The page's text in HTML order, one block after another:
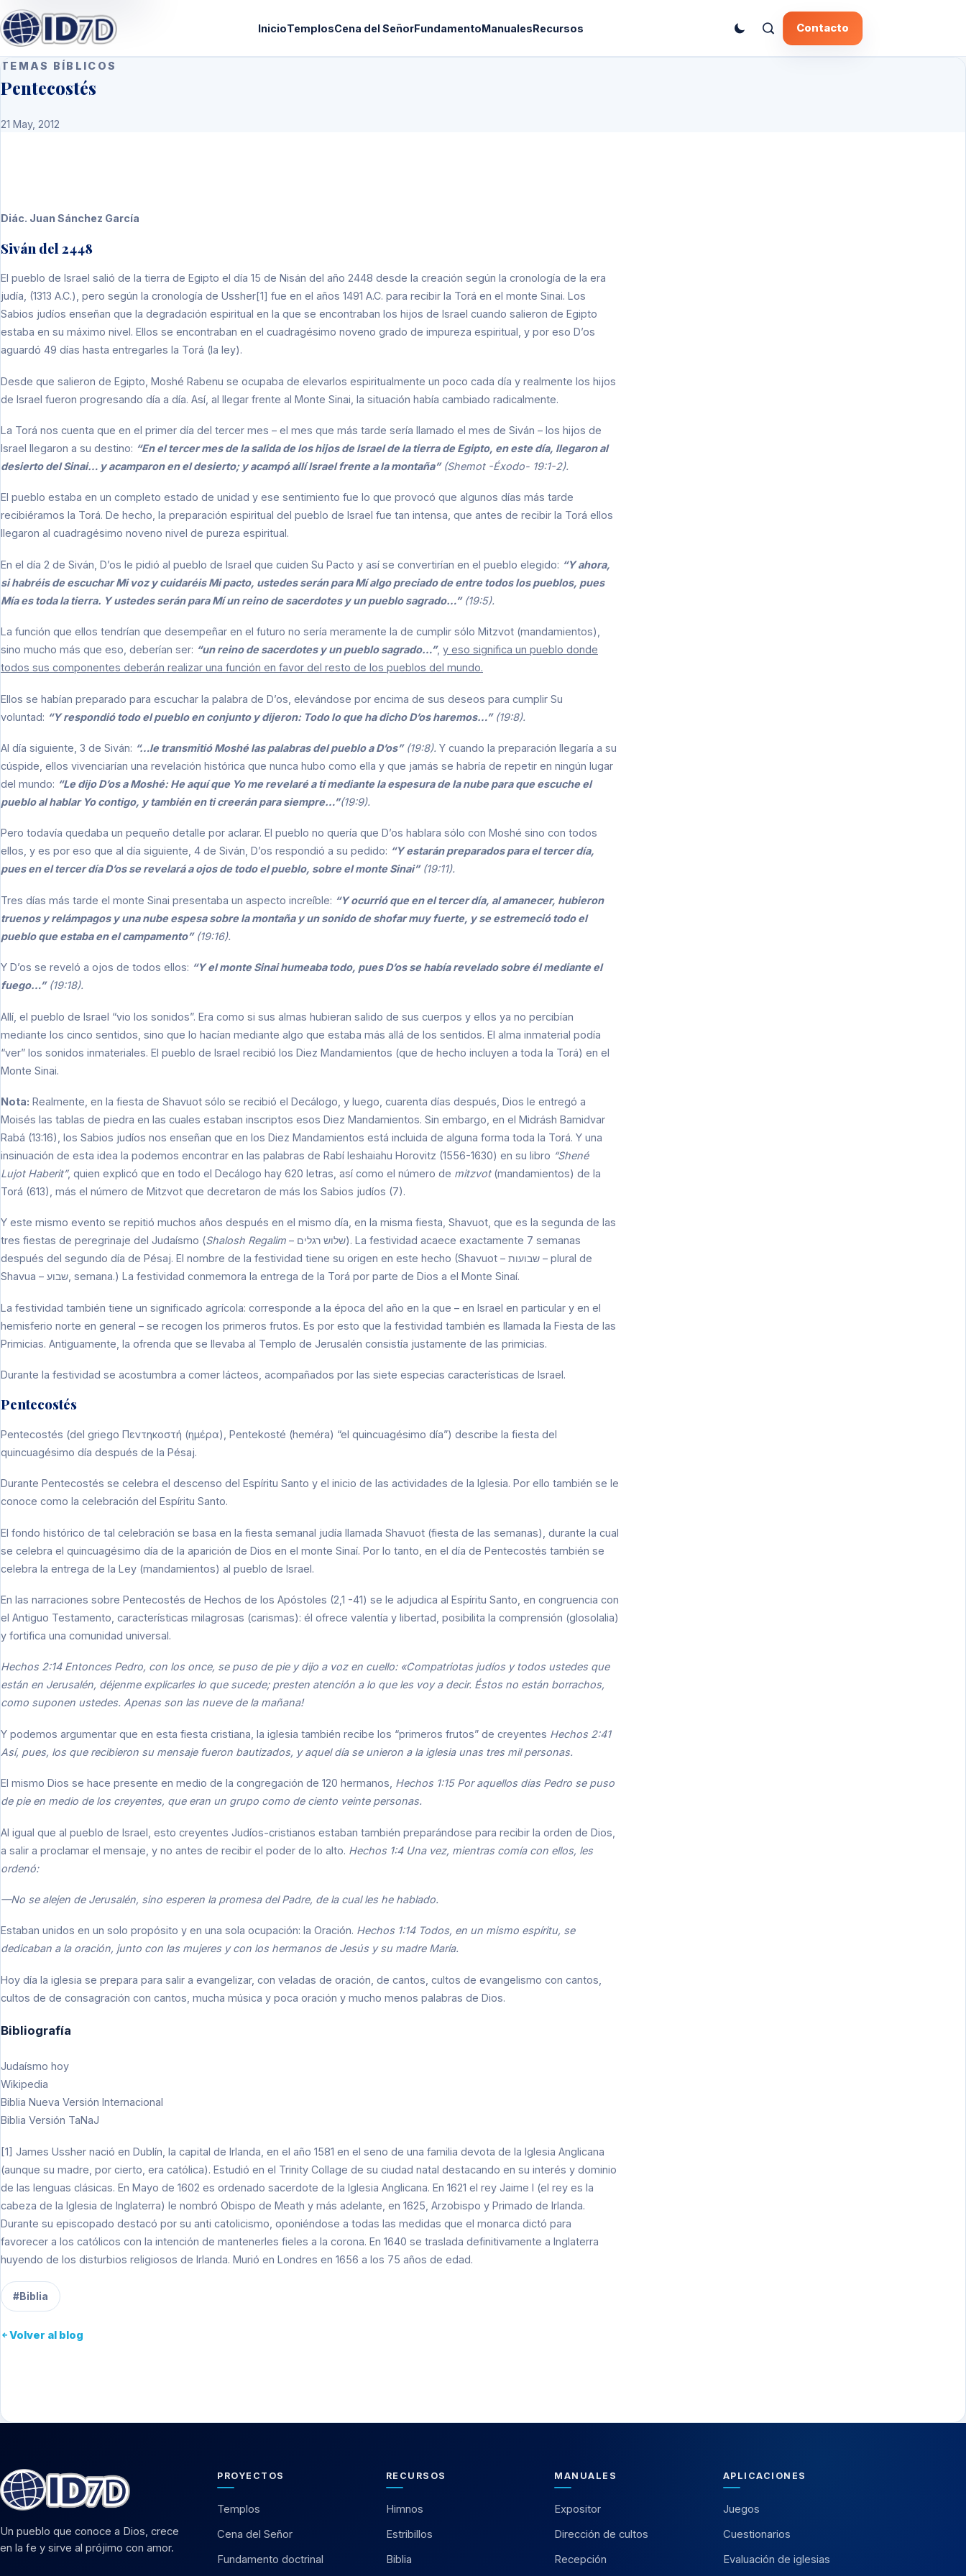
InicioTemplosCena del SeñorFundamentoManualesRecursos Contacto
TEMAS BÍBLICOS
Pentecostés
21 May, 2012
Diác. Juan Sánchez García
Siván del 2448
El pueblo de Israel salió de la tierra de Egipto el día 15 de Nisán del año 2448 desde la creación según la cronología de la era
judía, (1313 A.C.), pero según la cronología de Ussher[1] fue en el años 1491 A.C. para recibir la Torá en el monte Sinai. Los
Sabios judíos enseñan que la degradación espiritual en la que se encontraban los hijos de Israel cuando salieron de Egipto
estaba en su máximo nivel. Ellos se encontraban en el cuadragésimo noveno grado de impureza espiritual, y por eso D’os
aguardó 49 días hasta entregarles la Torá (la ley).
Desde que salieron de Egipto, Moshé Rabenu se ocupaba de elevarlos espiritualmente un poco cada día y realmente los hijos
de Israel fueron progresando día a día. Así, al llegar frente al Monte Sinai, la situación había cambiado radicalmente.
La Torá nos cuenta que en el primer día del tercer mes – el mes que más tarde sería llamado el mes de Siván – los hijos de
Israel llegaron a su destino: “En el tercer mes de la salida de los hijos de Israel de la tierra de Egipto, en este día, llegaron al
desierto del Sinai… y acamparon en el desierto; y acampó allí Israel frente a la montaña”(Shemot -Éxodo- 19:1-2).
El pueblo estaba en un completo estado de unidad y ese sentimiento fue lo que provocó que algunos días más tarde
recibiéramos la Torá. De hecho, la preparación espiritual del pueblo de Israel fue tan intensa, que antes de recibir la Torá ellos
llegaron al cuadragésimo noveno nivel de pureza espiritual.
En el día 2 de Siván, D’os le pidió al pueblo de Israel que cuiden Su Pacto y así se convertirían en el pueblo elegido: “Y ahora,
si habréis de escuchar Mi voz y cuidaréis Mi pacto, ustedes serán para Mí algo preciado de entre todos los pueblos, pues
Mía es toda la tierra. Y ustedes serán para Mí un reino de sacerdotes y un pueblo sagrado…”(19:5).
La función que ellos tendrían que desempeñar en el futuro no sería meramente la de cumplir sólo Mitzvot (mandamientos),
sino mucho más que eso, deberían ser: “un reino de sacerdotes y un pueblo sagrado…”, y eso significa un pueblo donde
todos sus componentes deberán realizar una función en favor del resto de los pueblos del mundo.
Ellos se habían preparado para escuchar la palabra de D’os, elevándose por encima de sus deseos para cumplir Su
voluntad: “Y respondió todo el pueblo en conjunto y dijeron: Todo lo que ha dicho D’os haremos…”(19:8).
Al día siguiente, 3 de Siván: “…le transmitió Moshé las palabras del pueblo a D’os”(19:8). Y cuando la preparación llegaría a su
cúspide, ellos vivenciarían una revelación histórica que nunca hubo como ella y que jamás se habría de repetir en ningún lugar
del mundo: “Le dijo D’os a Moshé: He aquí que Yo me revelaré a ti mediante la espesura de la nube para que escuche el
pueblo al hablar Yo contigo, y también en ti creerán para siempre…”(19:9).
Pero todavía quedaba un pequeño detalle por aclarar. El pueblo no quería que D’os hablara sólo con Moshé sino con todos
ellos, y es por eso que al día siguiente, 4 de Siván, D’os respondió a su pedido: “Y estarán preparados para el tercer día,
pues en el tercer día D’os se revelará a ojos de todo el pueblo, sobre el monte Sinai”(19:11).
Tres días más tarde el monte Sinai presentaba un aspecto increíble: “Y ocurrió que en el tercer día, al amanecer, hubieron
truenos y relámpagos y una nube espesa sobre la montaña y un sonido de shofar muy fuerte, y se estremeció todo el
pueblo que estaba en el campamento”(19:16).
Y D’os se reveló a ojos de todos ellos: “Y el monte Sinai humeaba todo, pues D’os se había revelado sobre él mediante el
fuego…”(19:18).
Allí, el pueblo de Israel “vio los sonidos”. Era como si sus almas hubieran salido de sus cuerpos y ellos ya no percibían
mediante los cinco sentidos, sino que lo hacían mediante algo que estaba más allá de los sentidos. El alma inmaterial podía
“ver” los sonidos inmateriales. El pueblo de Israel recibió los Diez Mandamientos (que de hecho incluyen a toda la Torá) en el
Monte Sinai.
Nota: Realmente, en la fiesta de Shavuot sólo se recibió el Decálogo, y luego, cuarenta días después, Dios le entregó a
Moisés las tablas de piedra en las cuales estaban inscriptos esos Diez Mandamientos. Sin embargo, en el Midrásh Bamidvar
Rabá (13:16), los Sabios judíos nos enseñan que en los Diez Mandamientos está incluida de alguna forma toda la Torá. Y una
insinuación de esta idea la podemos encontrar en las palabras de Rabí Ieshaiahu Horovitz (1556-1630) en su libro “Shené
Lujot Haberit”, quien explicó que en todo el Decálogo hay 620 letras, así como el número de mitzvot(mandamientos) de la
Torá (613), más el número de Mitzvot que decretaron de más los Sabios judíos (7).
Y este mismo evento se repitió muchos años después en el mismo día, en la misma fiesta, Shavuot, que es la segunda de las
tres fiestas de peregrinaje del Judaísmo (Shalosh Regalim – שלוש רגלים). La festividad acaece exactamente 7 semanas
después del segundo día de Pésaj. El nombre de la festividad tiene su origen en este hecho (Shavuot – שבועות – plural de
Shavua – שבוע, semana.) La festividad conmemora la entrega de la Torá por parte de Dios a el Monte Sinaí.
La festividad también tiene un significado agrícola: corresponde a la época del año en la que – en Israel en particular y en el
hemisferio norte en general – se recogen los primeros frutos. Es por esto que la festividad también es llamada la Fiesta de las
Primicias. Antiguamente, la ofrenda que se llevaba al Templo de Jerusalén consistía justamente de las primicias.
Durante la festividad se acostumbra a comer lácteos, acompañados por las siete especias características de Israel.
Pentecostés
Pentecostés (del griego Πεντηκοστή (ημέρα), Pentekosté (heméra) “el quincuagésimo día”) describe la fiesta del
quincuagésimo día después de la Pésaj.
Durante Pentecostés se celebra el descenso del Espíritu Santo y el inicio de las actividades de la Iglesia. Por ello también se le
conoce como la celebración del Espíritu Santo.
El fondo histórico de tal celebración se basa en la fiesta semanal judía llamada Shavuot (fiesta de las semanas), durante la cual
se celebra el quincuagésimo día de la aparición de Dios en el monte Sinaí. Por lo tanto, en el día de Pentecostés también se
celebra la entrega de la Ley (mandamientos) al pueblo de Israel.
En las narraciones sobre Pentecostés de Hechos de los Apóstoles (2,1 -41) se le adjudica al Espíritu Santo, en congruencia con
el Antiguo Testamento, características milagrosas (carismas): él ofrece valentía y libertad, posibilita la comprensión (glosolalia)
y fortifica una comunidad universal.
Hechos 2:14 Entonces Pedro, con los once, se puso de pie y dijo a voz en cuello: «Compatriotas judíos y todos ustedes que
están en Jerusalén, déjenme explicarles lo que sucede; presten atención a lo que les voy a decir. Éstos no están borrachos,
como suponen ustedes. Apenas son las nueve de la mañana!
Y podemos argumentar que en esta fiesta cristiana, la iglesia también recibe los “primeros frutos” de creyentes Hechos 2:41
Así, pues, los que recibieron su mensaje fueron bautizados, y aquel día se unieron a la iglesia unas tres mil personas.
El mismo Dios se hace presente en medio de la congregación de 120 hermanos, Hechos 1:15 Por aquellos días Pedro se puso
de pie en medio de los creyentes, que eran un grupo como de ciento veinte personas.
Al igual que al pueblo de Israel, esto creyentes Judíos-cristianos estaban también preparándose para recibir la orden de Dios,
a salir a proclamar el mensaje, y no antes de recibir el poder de lo alto. Hechos 1:4 Una vez, mientras comía con ellos, les
ordenó:
—No se alejen de Jerusalén, sino esperen la promesa del Padre, de la cual les he hablado.
Estaban unidos en un solo propósito y en una sola ocupación: la Oración. Hechos 1:14 Todos, en un mismo espíritu, se
dedicaban a la oración, junto con las mujeres y con los hermanos de Jesús y su madre María.
Hoy día la iglesia se prepara para salir a evangelizar, con veladas de oración, de cantos, cultos de evangelismo con cantos,
cultos de de consagración con cantos, mucha música y poca oración y mucho menos palabras de Dios.
Bibliografía
Judaísmo hoy
Wikipedia
Biblia Nueva Versión Internacional
Biblia Versión TaNaJ
[1] James Ussher nació en Dublín, la capital de Irlanda, en el año 1581 en el seno de una familia devota de la Iglesia Anglicana
(aunque su madre, por cierto, era católica). Estudió en el Trinity Collage de su ciudad natal destacando en su interés y dominio
de las lenguas clásicas. En Mayo de 1602 es ordenado sacerdote de la Iglesia Anglicana. En 1621 el rey Jaime I (el rey es la
cabeza de la Iglesia de Inglaterra) le nombró Obispo de Meath y más adelante, en 1625, Arzobispo y Primado de Irlanda.
Durante su episcopado destacó por su anti catolicismo, oponiéndose a todas las medidas que el monarca dictó para
favorecer a los católicos con la intención de mantenerles fieles a la corona. En 1640 se traslada definitivamente a Inglaterra
huyendo de los disturbios religiosos de Irlanda. Murió en Londres en 1656 a los 75 años de edad.
#Biblia
Volver al blog
Un pueblo que conoce a Dios, crece
en la fe y sirve al prójimo con amor.
PROYECTOS
Templos
Cena del Señor
Fundamento doctrinal
RECURSOS
Himnos
Estribillos
Biblia
MANUALES
Expositor
Dirección de cultos
Recepción
APLICACIONES
Juegos
Cuestionarios
Evaluación de iglesias